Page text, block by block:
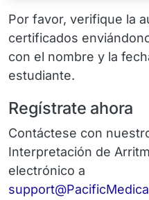
Por favor, verifique la
certificados
con el nombre y la
estudiante.
Regístrate ahora
Contáctese con
Interpretación de
electrónico a